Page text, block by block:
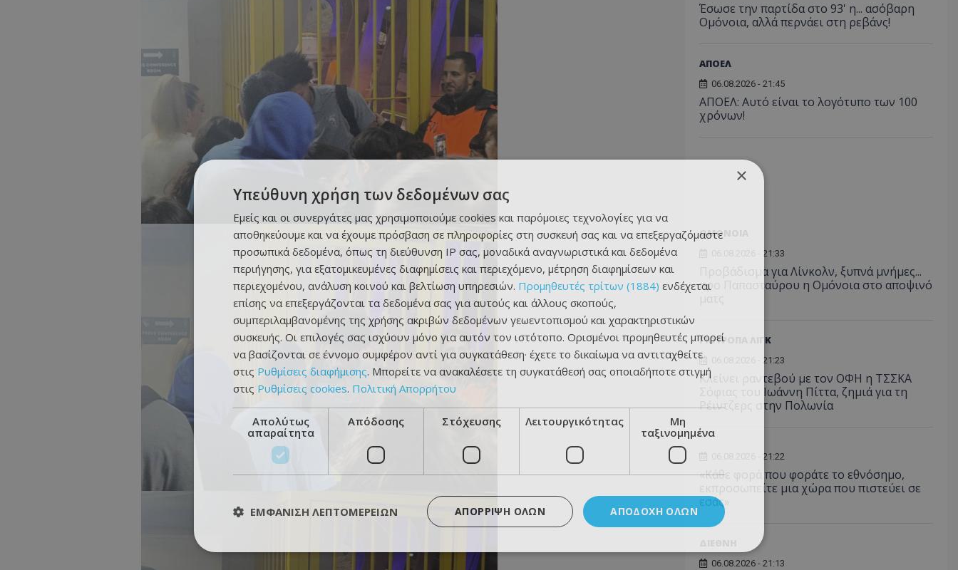
Έσωσε την παρτίδα στο 93' η... ασόβαρη
Ομόνοια, αλλά περνάει στη ρεβάνς!
ΑΠΟΕΛ
06.08.2026 - 21:45
ΑΠΟΕΛ: Αυτό είναι το λογότυπο των 100
χρόνων!
ΟΜΟΝΟΙΑ
06.08.2026 - 21:33
Προβάδισμα για Λίνκολν, ξυπνά μνήμες...
προ Παπασταύρου η Ομόνοια στο αποψινό
ΓΙΟΥΡΟΠΑ ΛΙΓΚ
06.08.2026 - 21:23
Κλείνει ραντεβού με τον ΟΦΗ η ΤΣΣΚΑ
Σόφιας του Ιωάννη Πίττα, ζημιά για τη
Ρέιντζερς στην Πολωνία
06.08.2026 - 21:22
«Κάθε φορά που φοράτε το εθνόσημο,
εκπροσωπείτε μια χώρα που πιστεύει σε
εσάς»
06.08.2026 - 21:13
×
Υπεύθυνη χρήση των δεδομένων σας
Εμείς και οι συνεργάτες μας χρησιμοποιούμε cookies και παρόμοιες τεχνολογίες για να
αποθηκεύουμε και να έχουμε πρόσβαση σε πληροφορίες στη συσκευή σας και να επεξεργαζόμαστε
προσωπικά δεδομένα, όπως τη διεύθυνση IP σας, μοναδικά αναγνωριστικά και δεδομένα
περιήγησης, για εξατομικευμένες διαφημίσεις και περιεχόμενο, μέτρηση διαφημίσεων και
περιεχομένου, ανάλυση κοινού και βελτίωση υπηρεσιών. Προμηθευτές τρίτων (1884) ενδέχεται
επίσης να επεξεργάζονται τα δεδομένα σας για αυτούς και άλλους σκοπούς,
συμπεριλαμβανομένης της χρήσης ακριβών δεδομένων γεωεντοπισμού και χαρακτηριστικών
συσκευής. Οι επιλογές σας ισχύουν μόνο για αυτόν τον ιστότοπο. Ορισμένοι προμηθευτές μπορεί
να βασίζονται σε έννομο συμφέρον αντί για συγκατάθεση· έχετε το δικαίωμα να αντιταχθείτε
στις Ρυθμίσεις διαφήμισης. Μπορείτε να ανακαλέσετε τη συγκατάθεσή σας οποιαδήποτε στιγμή
στις Ρυθμίσεις cookies. Πολιτική Απορρήτου
Απολύτως
απαραίτητα
Απόδοσης Στόχευσης Λειτουργικότητας
Μη
ταξινομημένα
ΑΠΟΔΟΧΉ ΌΛΩΝ
ΑΠΌΡΡΙΨΗ ΌΛΩΝ
ΕΜΦΆΝΙΣΗ ΛΕΠΤΟΜΕΡΕΙΏΝ